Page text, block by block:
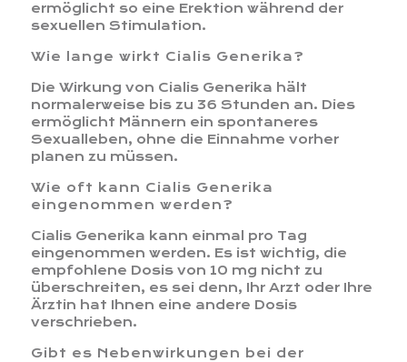
ermöglicht so eine Erektion während der
sexuellen Stimulation.
Wie lange wirkt Cialis Generika?
Die Wirkung von Cialis Generika hält
normalerweise bis zu 36 Stunden an. Dies
ermöglicht Männern ein spontaneres
Sexualleben, ohne die Einnahme vorher
planen zu müssen.
Wie oft kann Cialis Generika
eingenommen werden?
Cialis Generika kann einmal pro Tag
eingenommen werden. Es ist wichtig, die
empfohlene Dosis von 10 mg nicht zu
überschreiten, es sei denn, Ihr Arzt oder Ihre
Ärztin hat Ihnen eine andere Dosis
verschrieben.
Gibt es Nebenwirkungen bei der